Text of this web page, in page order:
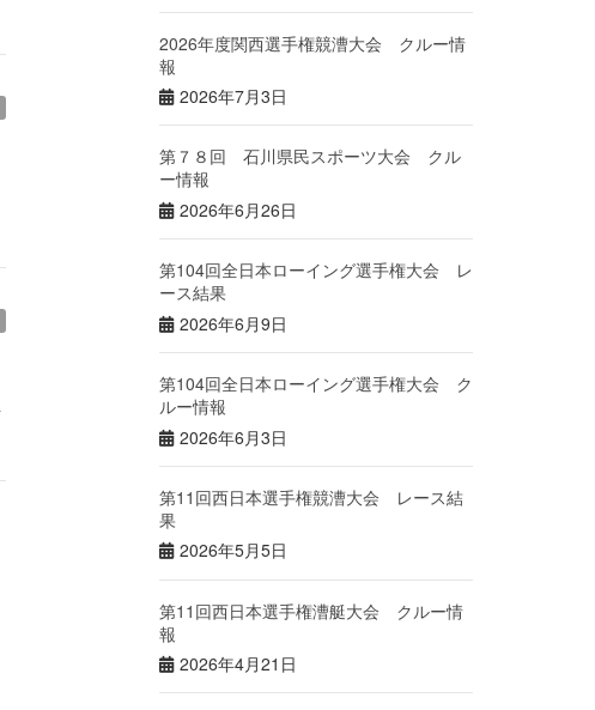
2026年度関西選手権競漕大会 クルー情
報
2026年7月3日
第７８回 石川県民スポーツ大会 クル
ー情報
2026年6月26日
第104回全日本ローイング選手権大会 レ
ース結果
2026年6月9日
第104回全日本ローイング選手権大会 ク
ルー情報
2026年6月3日
第11回西日本選手権競漕大会 レース結
果
2026年5月5日
第11回西日本選手権漕艇大会 クルー情
報
2026年4月21日